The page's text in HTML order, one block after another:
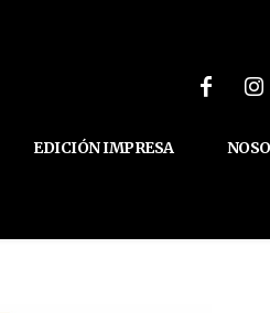
EDICIÓN IMPRESA